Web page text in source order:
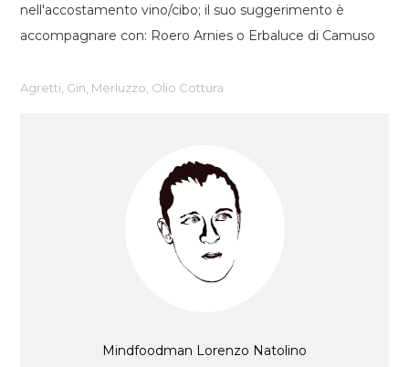
nell'accostamento vino/cibo; il suo suggerimento è
accompagnare con: Roero Arnies o Erbaluce di Camuso
Agretti Gin Merluzzo Olio Cottura
Mindfoodman Lorenzo Natolino